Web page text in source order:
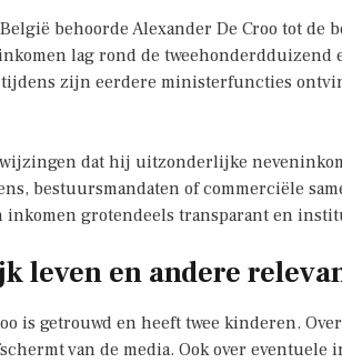
behoorde Alexander De Croo tot
lag rond de tweehonderdduizend
zijn eerdere ministerfuncties
dat hij uitzonderlijke
bestuursmandaten of commerciële
grotendeels transparant en
leven en andere
is getrouwd en heeft twee kinderen.
van de media. Ook over eventuele